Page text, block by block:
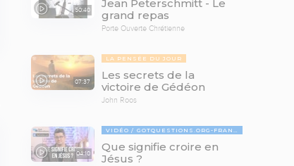
50:40
Jean Peterschmitt - Le
grand repas
Porte Ouverte Chrétienne
07:37
LA PENSÉE DU JOUR
Les secrets de la
victoire de Gédéon
John Roos
04:10
VIDÉO GOTQUESTIONS.ORG-FRANÇAIS
Que signifie croire en
Jésus ?